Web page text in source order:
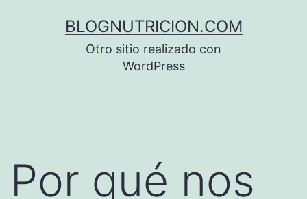
BLOGNUTRICION.COM
Otro sitio realizado con
WordPress
Por qué nos